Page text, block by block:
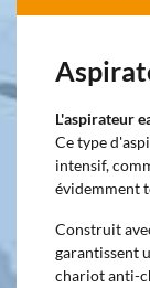
L'aspirateur
Ce type
intensif,
évidemment
Construit
garantissent
chariot anti-